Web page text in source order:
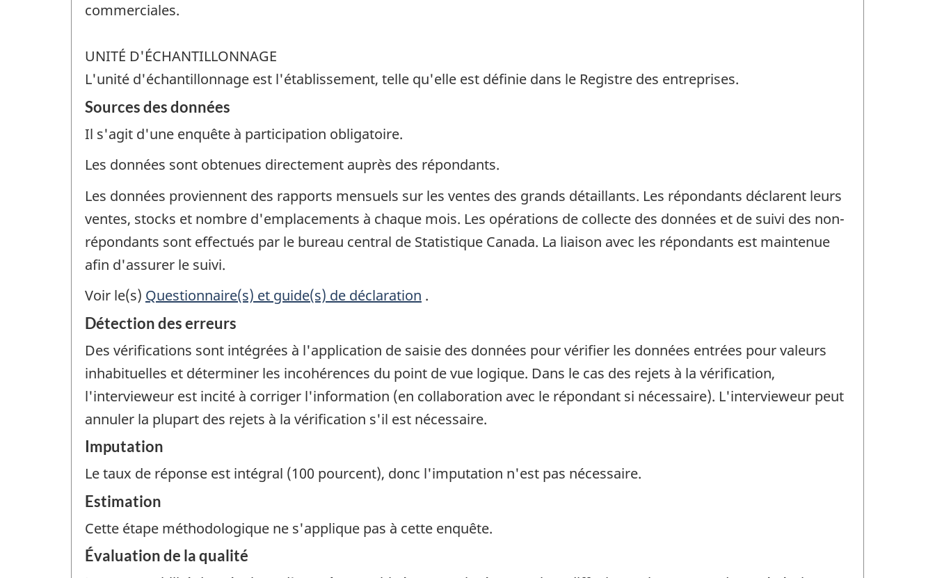
commerciales.
UNITÉ D'ÉCHANTILLONNAGE
L'unité d'échantillonnage est l'établissement, telle qu'elle est définie dans le Registre des entreprises.
Sources des données
Il s'agit d'une enquête à participation obligatoire.
Les données sont obtenues directement auprès des répondants.
Les données proviennent des rapports mensuels sur les ventes des grands détaillants. Les répondants déclarent leurs
ventes, stocks et nombre d'emplacements à chaque mois. Les opérations de collecte des données et de suivi des non-
répondants sont effectués par le bureau central de Statistique Canada. La liaison avec les répondants est maintenue
afin d'assurer le suivi.
Voir le(s) Questionnaire(s) et guide(s) de déclaration .
Détection des erreurs
Des vérifications sont intégrées à l'application de saisie des données pour vérifier les données entrées pour valeurs
inhabituelles et déterminer les incohérences du point de vue logique. Dans le cas des rejets à la vérification,
l'intervieweur est incité à corriger l'information (en collaboration avec le répondant si nécessaire). L'intervieweur peut
annuler la plupart des rejets à la vérification s'il est nécessaire.
Imputation
Le taux de réponse est intégral (100 pourcent), donc l'imputation n'est pas nécessaire.
Estimation
Cette étape méthodologique ne s'applique pas à cette enquête.
Évaluation de la qualité